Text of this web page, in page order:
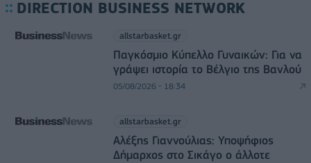
DIRECTION BUSINESS NETWORK
allstarbasket.gr
Παγκόσμιο Κύπελλο Γυναικών: Για να
γράψει ιστορία το Βέλγιο της Βανλού
05/08/2026 - 18:34
allstarbasket.gr
Αλέξης Γιαννούλιας: Υποψήφιος
Δήμαρχος στο Σικάγο ο άλλοτε